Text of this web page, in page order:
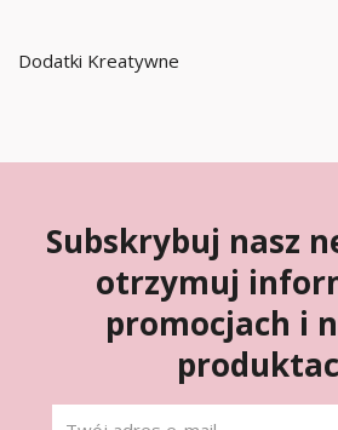
Dodatki Kreatywne
Subskrybuj nasz
otrzymuj
promocjach i